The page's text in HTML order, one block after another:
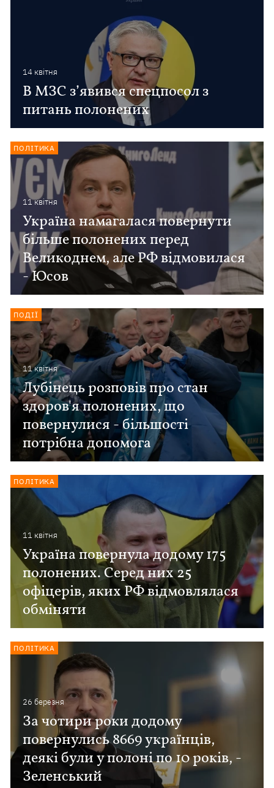
14 квiтня
В МЗС з’явився спецпосол з
питань полонених
11 квiтня
Україна намагалася повернути
більше полонених перед
Великоднем, але РФ відмовилася
- Юсов
ПОЛІТИКА
11 квiтня
Лубінець розповів про стан
здоров'я полонених, що
повернулися - більшості
потрібна допомога
ПОДІЇ
11 квiтня
Україна повернула додому 175
полонених. Серед них 25
офіцерів, яких РФ відмовлялася
обміняти
ПОЛІТИКА
26 березня
За чотири роки додому
повернулись 8669 українців,
деякі були у полоні по 10 років, -
Зеленський
ПОЛІТИКА